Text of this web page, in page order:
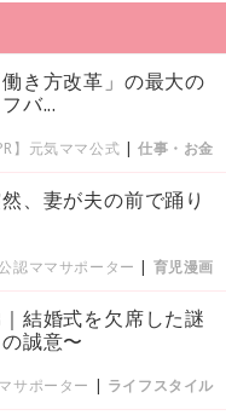
き方改革」の最大の
バ...
】元気ママ公式 | 仕事・お金
、妻が夫の前で踊り
認ママサポーター | 育児漫画
結婚式を欠席した謎
誠意〜
サポーター | ライフスタイル